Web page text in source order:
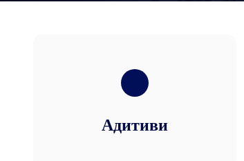
Адитиви